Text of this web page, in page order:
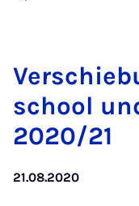
school
2020/21
21.08.2020